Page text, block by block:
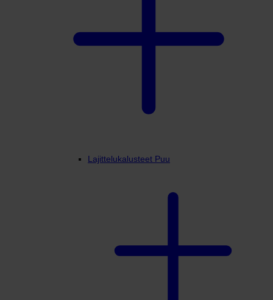
Lajittelukalusteet Puu